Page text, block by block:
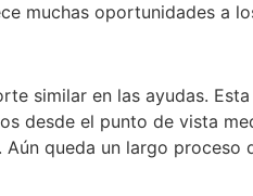
muchas oportunidades a
similar en las ayudas.
desde el punto de vista
queda un largo proceso